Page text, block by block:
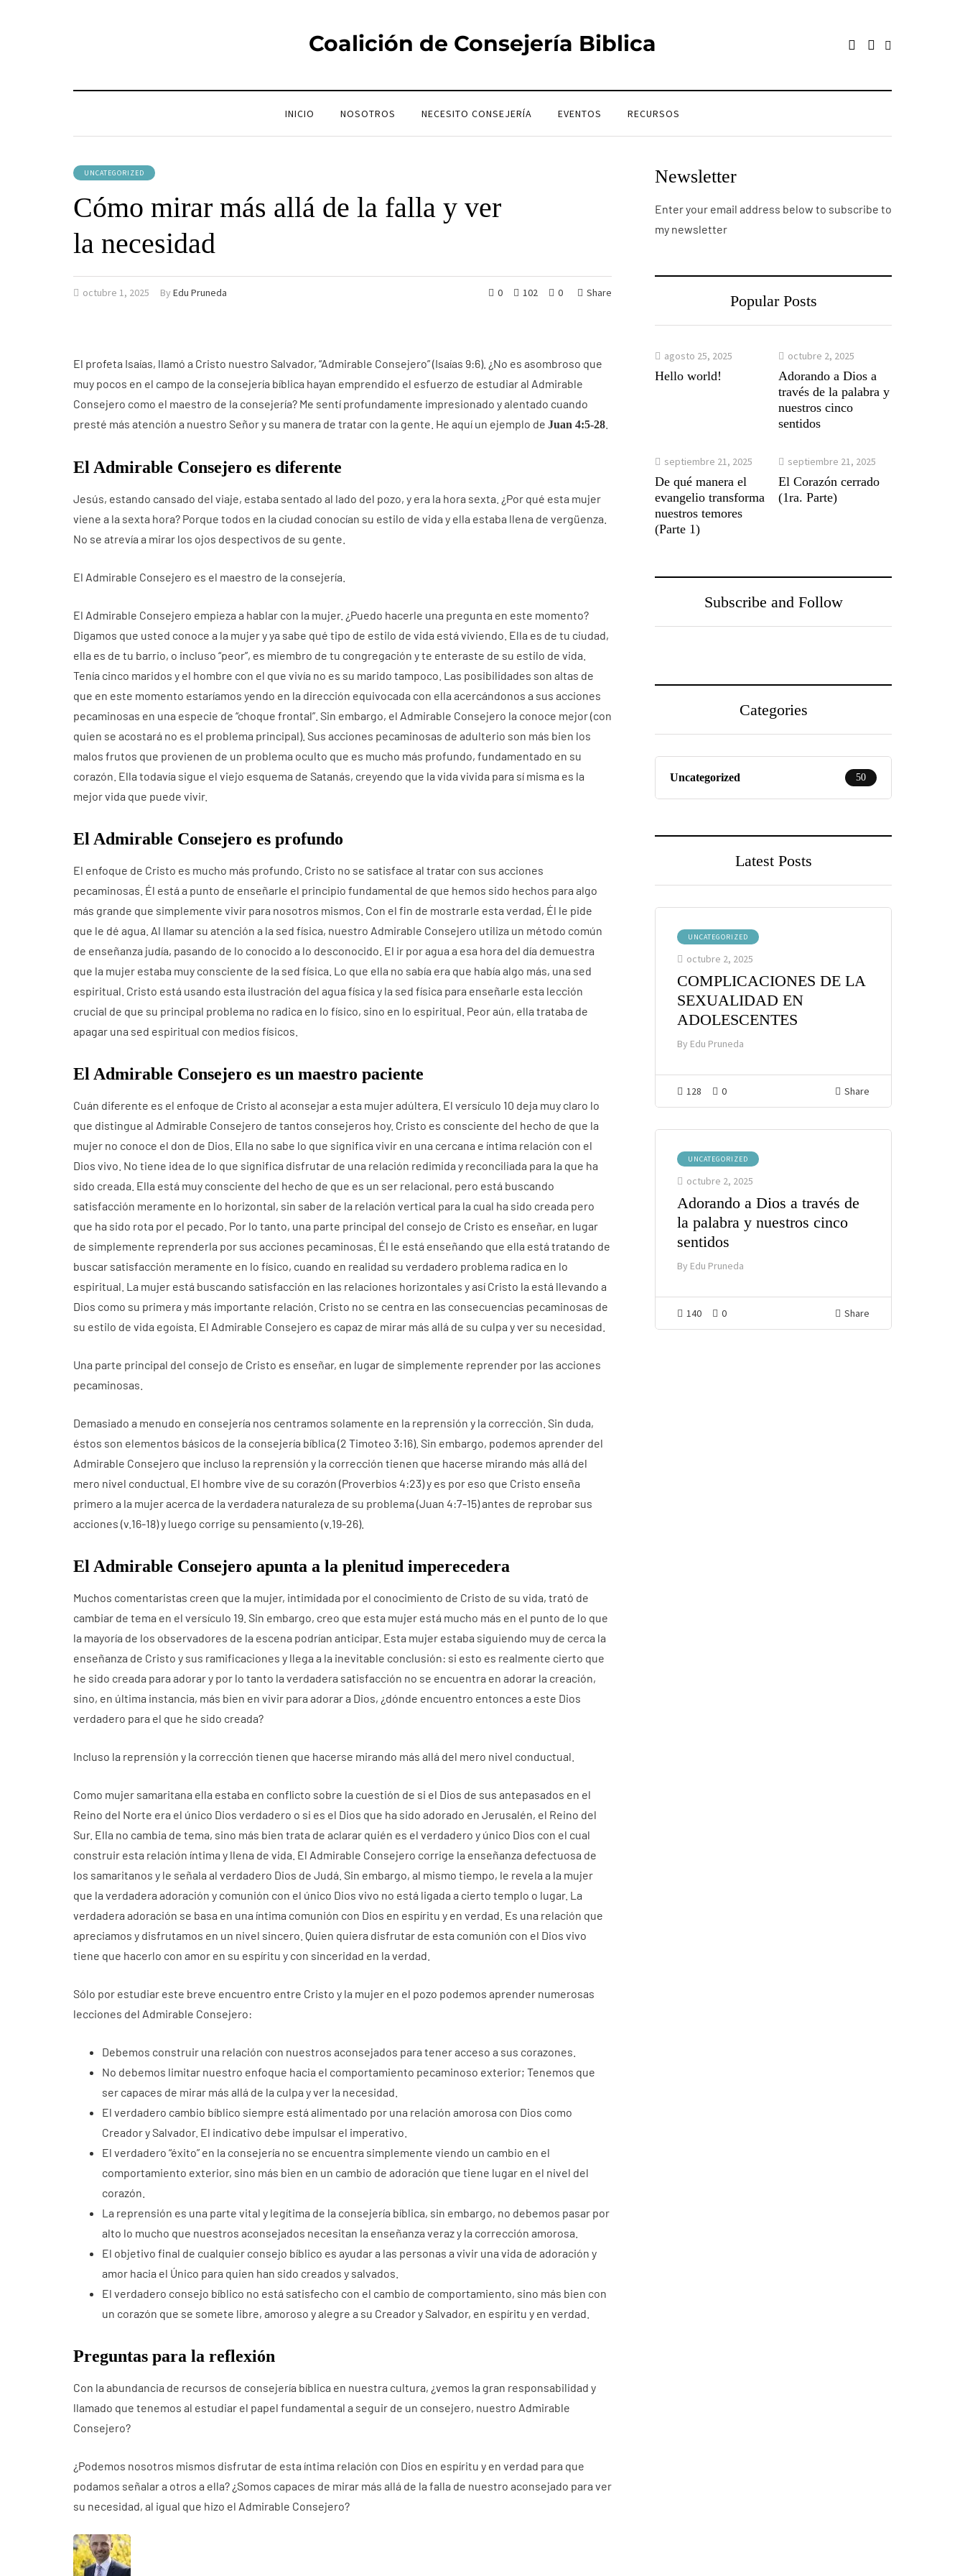
Coalición de Consejería Biblica
INICIO NOSOTROS NECESITO CONSEJERÍA EVENTOS RECURSOS
UNCATEGORIZED
Cómo mirar más allá de la falla y ver
la necesidad
octubre 1, 2025 By Edu Pruneda 0 102 0 Share
El profeta Isaías, llamó a Cristo nuestro Salvador, “Admirable Consejero” (Isaías 9:6). ¿No es asombroso que
muy pocos en el campo de la consejería bíblica hayan emprendido el esfuerzo de estudiar al Admirable
Consejero como el maestro de la consejería? Me sentí profundamente impresionado y alentado cuando
presté más atención a nuestro Señor y su manera de tratar con la gente. He aquí un ejemplo de Juan 4:5-28
El Admirable Consejero es diferente
Jesús, estando cansado del viaje, estaba sentado al lado del pozo, y era la hora sexta. ¿Por qué esta mujer
viene a la sexta hora? Porque todos en la ciudad conocían su estilo de vida y ella estaba llena de vergüenza.
No se atrevía a mirar los ojos despectivos de su gente.
El Admirable Consejero es el maestro de la consejería.
El Admirable Consejero empieza a hablar con la mujer. ¿Puedo hacerle una pregunta en este momento?
Digamos que usted conoce a la mujer y ya sabe qué tipo de estilo de vida está viviendo. Ella es de tu ciudad,
ella es de tu barrio, o incluso “peor”, es miembro de tu congregación y te enteraste de su estilo de vida.
Tenía cinco maridos y el hombre con el que vivía no es su marido tampoco. Las posibilidades son altas de
que en este momento estaríamos yendo en la dirección equivocada con ella acercándonos a sus acciones
pecaminosas en una especie de “choque frontal”. Sin embargo, el Admirable Consejero la conoce mejor (con
quien se acostará no es el problema principal). Sus acciones pecaminosas de adulterio son más bien los
malos frutos que provienen de un problema oculto que es mucho más profundo, fundamentado en su
corazón. Ella todavía sigue el viejo esquema de Satanás, creyendo que la vida vivida para sí misma es la
mejor vida que puede vivir.
El Admirable Consejero es profundo
El enfoque de Cristo es mucho más profundo. Cristo no se satisface al tratar con sus acciones
pecaminosas. Él está a punto de enseñarle el principio fundamental de que hemos sido hechos para algo
más grande que simplemente vivir para nosotros mismos. Con el fin de mostrarle esta verdad, Él le pide
que le dé agua. Al llamar su atención a la sed física, nuestro Admirable Consejero utiliza un método común
de enseñanza judía, pasando de lo conocido a lo desconocido. El ir por agua a esa hora del día demuestra
que la mujer estaba muy consciente de la sed física. Lo que ella no sabía era que había algo más, una sed
espiritual. Cristo está usando esta ilustración del agua física y la sed física para enseñarle esta lección
crucial de que su principal problema no radica en lo físico, sino en lo espiritual. Peor aún, ella trataba de
apagar una sed espiritual con medios físicos.
El Admirable Consejero es un maestro paciente
Cuán diferente es el enfoque de Cristo al aconsejar a esta mujer adúltera. El versículo 10 deja muy claro lo
que distingue al Admirable Consejero de tantos consejeros hoy. Cristo es consciente del hecho de que la
mujer no conoce el don de Dios. Ella no sabe lo que significa vivir en una cercana e íntima relación con el
Dios vivo. No tiene idea de lo que significa disfrutar de una relación redimida y reconciliada para la que ha
sido creada. Ella está muy consciente del hecho de que es un ser relacional, pero está buscando
satisfacción meramente en lo horizontal, sin saber de la relación vertical para la cual ha sido creada pero
que ha sido rota por el pecado. Por lo tanto, una parte principal del consejo de Cristo es enseñar, en lugar
de simplemente reprenderla por sus acciones pecaminosas. Él le está enseñando que ella está tratando de
buscar satisfacción meramente en lo físico, cuando en realidad su verdadero problema radica en lo
espiritual. La mujer está buscando satisfacción en las relaciones horizontales y así Cristo la está llevando a
Dios como su primera y más importante relación. Cristo no se centra en las consecuencias pecaminosas de
su estilo de vida egoísta. El Admirable Consejero es capaz de mirar más allá de su culpa y ver su necesidad.
Una parte principal del consejo de Cristo es enseñar, en lugar de simplemente reprender por las acciones
pecaminosas.
Demasiado a menudo en consejería nos centramos solamente en la reprensión y la corrección. Sin duda,
éstos son elementos básicos de la consejería bíblica (2 Timoteo 3:16). Sin embargo, podemos aprender del
Admirable Consejero que incluso la reprensión y la corrección tienen que hacerse mirando más allá del
mero nivel conductual. El hombre vive de su corazón (Proverbios 4:23) y es por eso que Cristo enseña
primero a la mujer acerca de la verdadera naturaleza de su problema (Juan 4:7-15) antes de reprobar sus
acciones (v.16-18) y luego corrige su pensamiento (v.19-26).
El Admirable Consejero apunta a la plenitud imperecedera
Muchos comentaristas creen que la mujer, intimidada por el conocimiento de Cristo de su vida, trató de
cambiar de tema en el versículo 19. Sin embargo, creo que esta mujer está mucho más en el punto de lo que
la mayoría de los observadores de la escena podrían anticipar. Esta mujer estaba siguiendo muy de cerca la
enseñanza de Cristo y sus ramificaciones y llega a la inevitable conclusión: si esto es realmente cierto que
he sido creada para adorar y por lo tanto la verdadera satisfacción no se encuentra en adorar la creación,
sino, en última instancia, más bien en vivir para adorar a Dios, ¿dónde encuentro entonces a este Dios
verdadero para el que he sido creada?
Incluso la reprensión y la corrección tienen que hacerse mirando más allá del mero nivel conductual.
Como mujer samaritana ella estaba en conflicto sobre la cuestión de si el Dios de sus antepasados ​​en el
Reino del Norte era el único Dios verdadero o si es el Dios que ha sido adorado en Jerusalén, el Reino del
Sur. Ella no cambia de tema, sino más bien trata de aclarar quién es el verdadero y único Dios con el cual
construir esta relación íntima y llena de vida. El Admirable Consejero corrige la enseñanza defectuosa de
los samaritanos y le señala al verdadero Dios de Judá. Sin embargo, al mismo tiempo, le revela a la mujer
que la verdadera adoración y comunión con el único Dios vivo no está ligada a cierto templo o lugar. La
verdadera adoración se basa en una íntima comunión con Dios en espíritu y en verdad. Es una relación que
apreciamos y disfrutamos en un nivel sincero. Quien quiera disfrutar de esta comunión con el Dios vivo
tiene que hacerlo con amor en su espíritu y con sinceridad en la verdad.
Sólo por estudiar este breve encuentro entre Cristo y la mujer en el pozo podemos aprender numerosas
lecciones del Admirable Consejero:
Debemos construir una relación con nuestros aconsejados para tener acceso a sus corazones.
No debemos limitar nuestro enfoque hacia el comportamiento pecaminoso exterior; Tenemos que
ser capaces de mirar más allá de la culpa y ver la necesidad.
El verdadero cambio bíblico siempre está alimentado por una relación amorosa con Dios como
Creador y Salvador. El indicativo debe impulsar el imperativo.
El verdadero “éxito” en la consejería no se encuentra simplemente viendo un cambio en el
comportamiento exterior, sino más bien en un cambio de adoración que tiene lugar en el nivel del
corazón.
La reprensión es una parte vital y legítima de la consejería bíblica, sin embargo, no debemos pasar por
alto lo mucho que nuestros aconsejados necesitan la enseñanza veraz y la corrección amorosa.
El objetivo final de cualquier consejo bíblico es ayudar a las personas a vivir una vida de adoración y
amor hacia el Único para quien han sido creados y salvados.
El verdadero consejo bíblico no está satisfecho con el cambio de comportamiento, sino más bien con
un corazón que se somete libre, amoroso y alegre a su Creador y Salvador, en espíritu y en verdad.
Preguntas para la reflexión
Con la abundancia de recursos de consejería bíblica en nuestra cultura, ¿vemos la gran responsabilidad y
llamado que tenemos al estudiar el papel fundamental a seguir de un consejero, nuestro Admirable
Consejero?
¿Podemos nosotros mismos disfrutar de esta íntima relación con Dios en espíritu y en verdad para que
podamos señalar a otros a ella? ¿Somos capaces de mirar más allá de la falla de nuestro aconsejado para ver
su necesidad, al igual que hizo el Admirable Consejero?
Newsletter
Enter your email address below to subscribe to
my newsletter
Popular Posts
agosto 25, 2025
Hello world!
octubre 2, 2025
Adorando a Dios a
través de la palabra y
nuestros cinco
sentidos
septiembre 21, 2025
De qué manera el
evangelio transforma
nuestros temores
(Parte 1)
septiembre 21, 2025
El Corazón cerrado
(1ra. Parte)
Subscribe and Follow
Categories
Uncategorized 50
Latest Posts
UNCATEGORIZED
octubre 2, 2025
COMPLICACIONES DE LA
SEXUALIDAD EN
ADOLESCENTES
By Edu Pruneda
128 0 Share
UNCATEGORIZED
octubre 2, 2025
Adorando a Dios a través de
la palabra y nuestros cinco
sentidos
By Edu Pruneda
140 0 Share